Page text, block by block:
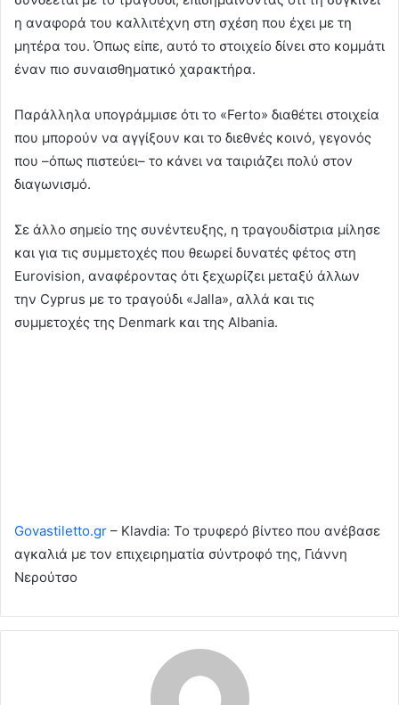
η αναφορά του καλλιτέχνη στη σχέση που έχει με τη
μητέρα του. Όπως είπε, αυτό το στοιχείο δίνει στο κομμάτι
έναν πιο συναισθηματικό χαρακτήρα.
Παράλληλα υπογράμμισε ότι το «Ferto» διαθέτει στοιχεία
που μπορούν να αγγίξουν και το διεθνές κοινό, γεγονός
που –όπως πιστεύει– το κάνει να ταιριάζει πολύ στον
διαγωνισμό.
Σε άλλο σημείο της συνέντευξης, η τραγουδίστρια μίλησε
και για τις συμμετοχές που θεωρεί δυνατές φέτος στη
Eurovision, αναφέροντας ότι ξεχωρίζει μεταξύ άλλων
την Cyprus με το τραγούδι «Jalla», αλλά και τις
συμμετοχές της Denmark και της Albania.
Govastiletto.gr – Klavdia: Το τρυφερό βίντεο που ανέβασε
αγκαλιά με τον επιχειρηματία σύντροφό της, Γιάννη
Νερούτσο